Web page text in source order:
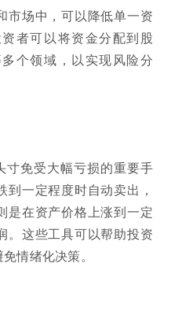
市场中，可以降低单一资
者可以将资金分配到股
个领域，以实现风险分
寸免受大幅亏损的重要手
一定程度时自动卖出，
是在资产价格上涨到一定
。这些工具可以帮助投资
情绪化决策。